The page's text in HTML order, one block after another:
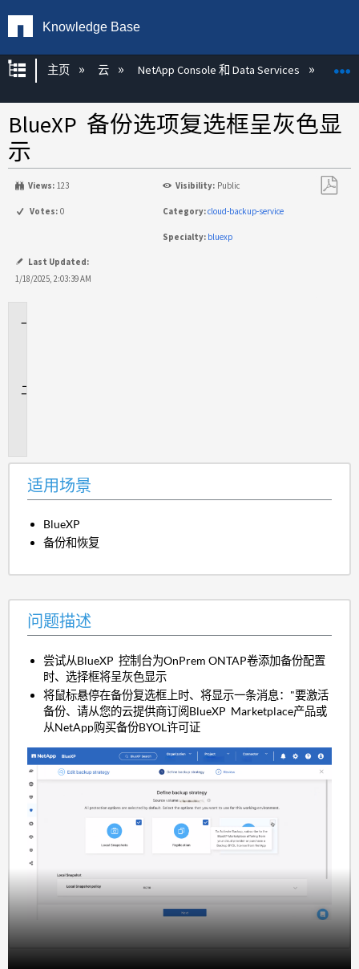
Knowledge Base
扩展/隐缩全局层次
主页 云 NetApp Console 和 Data Services
BlueXP 备份选项复选框呈灰色显
示
Views: 123 Visibility: Public
Votes: 0 Category:cloud-backup-service
Specialty: bluexp
Last Updated:
1/18/2025, 2:03:39 AM
适用场景
BlueXP
备份和恢复
问题描述
尝试从BlueXP 控制台为OnPrem ONTAP卷添加备份配置
时、选择框将呈灰色显示
将鼠标悬停在备份复选框上时、将显示一条消息："要激活
备份、请从您的云提供商订阅BlueXP Marketplace产品或
从NetApp购买备份BYOL许可证